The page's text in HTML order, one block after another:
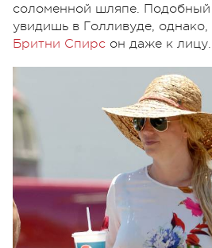
соломенной шляпе.
увидишь в Голливуде, однако,
Бритни Спирс он даже к лицу.